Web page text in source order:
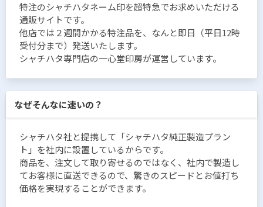
特注のシャチハタネーム印を超特急でお求めいただける
通販サイトです。
他店では２週間かかる特注品を、なんと即日（平日12時
受付分まで）発送いたします。
シャチハタ専門店の一心堂印房が運営しています。
なぜそんなに速いの？
シャチハタ社と提携して「シャチハタ純正製造プラン
ト」を社内に設置しているからです。
商品を、注文して取り寄せるのではなく、社内で製造し
てお客様に直送できるので、驚きのスピードとお値打ち
価格を実現することができます。